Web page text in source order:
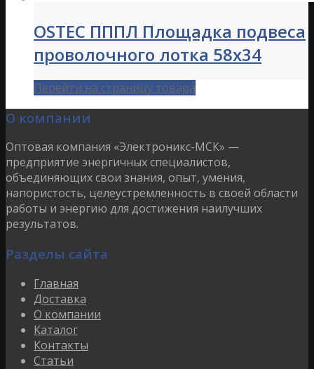
OSTEC ПППЛ Площадка подвеса
проволочного лотка 58х34
Перейти на страницу товара
О компании
Оптовая компания «Электроникс-МСК» —
предприятие энергичных специалистов,
объединяющих свои знания, опыт, умения,
напористость, целеустремленность в своей области
работы и энергию для достижения наилучших
результатов.
Разделы сайта
Главная
Доставка
О компании
Каталог
Контакты
Статьи